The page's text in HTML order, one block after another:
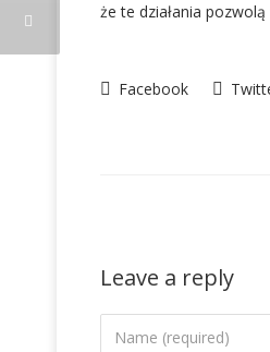
że te działania
Facebook
Leave a reply